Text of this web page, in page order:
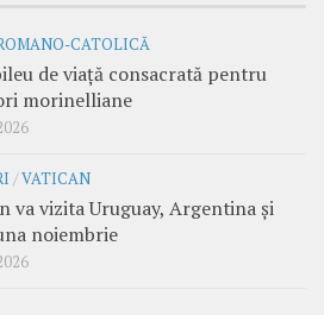
CATOLICĂ
de viață consacrată pentru
morinelliane
/VATICAN
va vizita Uruguay, Argentina și
noiembrie